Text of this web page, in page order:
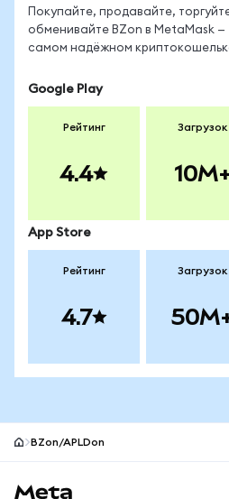
Покупайте, продавайте,
обменивайте BZon в MetaMask —
самом надёжном
Google Play
Рейтинг
4.4
Загрузок
App Store
Рейтинг
4.7
Загрузок
BZon/APLDon